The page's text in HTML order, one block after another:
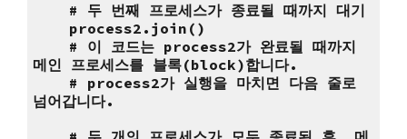
# 두 번째 프로세스가 종료될 때까지 대기
process2.join()
# 이 코드는 process2가 완료될 때까지
메인 프로세스를 블록(block)합니다.
# process2가 실행을 마치면 다음 줄로
넘어갑니다.